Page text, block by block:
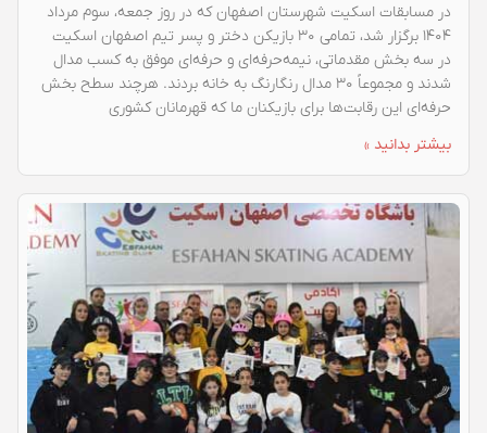
در مسابقات اسکیت شهرستان اصفهان که در روز جمعه، سوم مرداد
۱۴۰۴ برگزار شد، تمامی ۳۰ بازیکن دختر و پسر تیم اصفهان اسکیت
در سه بخش مقدماتی، نیمه‌حرفه‌ای و حرفه‌ای موفق به کسب مدال
شدند و مجموعاً ۳۰ مدال رنگارنگ به خانه بردند. هرچند سطح بخش
حرفه‌ای این رقابت‌ها برای بازیکنان ما که قهرمانان کشوری
بیشتر بدانید »